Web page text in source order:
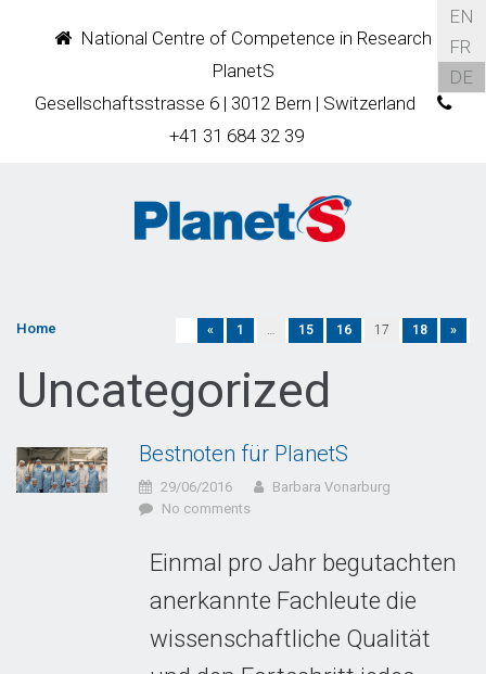
National Centre of Competence in Research
PlanetS
Gesellschaftsstrasse 6 | 3012 Bern | Switzerland
+41 31 684 32 39
EN
FR
DE
« 1 … 15 16 17 18 »
Home
Uncategorized
Bestnoten für PlanetS
29/06/2016
Barbara Vonarburg
No comments
Einmal pro Jahr begutachten
anerkannte Fachleute die
wissenschaftliche Qualität